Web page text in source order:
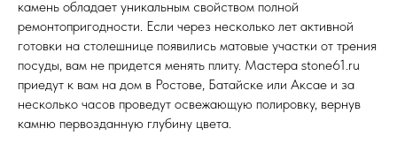
камень обладает уникальным свойством полной
ремонтопригодности. Если через несколько лет активной
готовки на столешнице появились матовые участки от трения
посуды, вам не придется менять плиту. Мастера stone61.ru
приедут к вам на дом в Ростове, Батайске или Аксае и за
несколько часов проведут освежающую полировку, вернув
камню первозданную глубину цвета.